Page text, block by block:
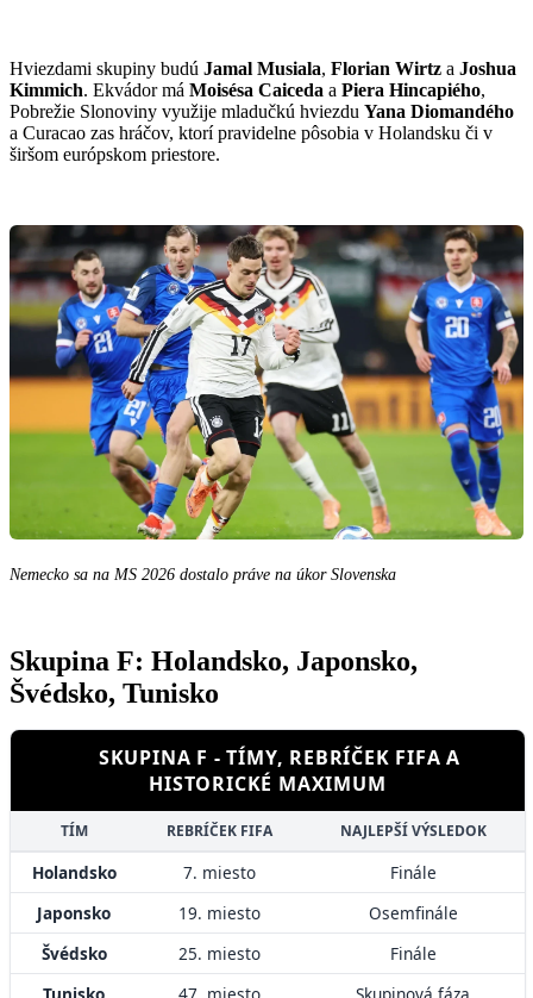
Hviezdami skupiny budú Jamal Musiala, Florian Wirtz a Joshua
Kimmich. Ekvádor má Moisésa Caiceda a Piera Hincapiého,
Pobrežie Slonoviny využije mladučkú hviezdu Yana Diomandého
a Curacao zas hráčov, ktorí pravidelne pôsobia v Holandsku či v
širšom európskom priestore.
Nemecko sa na MS 2026 dostalo práve na úkor Slovenska
Skupina F: Holandsko, Japonsko,
Švédsko, Tunisko
SKUPINA F - TÍMY, REBRÍČEK FIFA A
HISTORICKÉ MAXIMUM
TÍM REBRÍČEK FIFA NAJLEPŠÍ VÝSLEDOK
Holandsko 7. miesto
Finále
Japonsko
19. miesto
Osemfinále
Švédsko
25. miesto
Finále